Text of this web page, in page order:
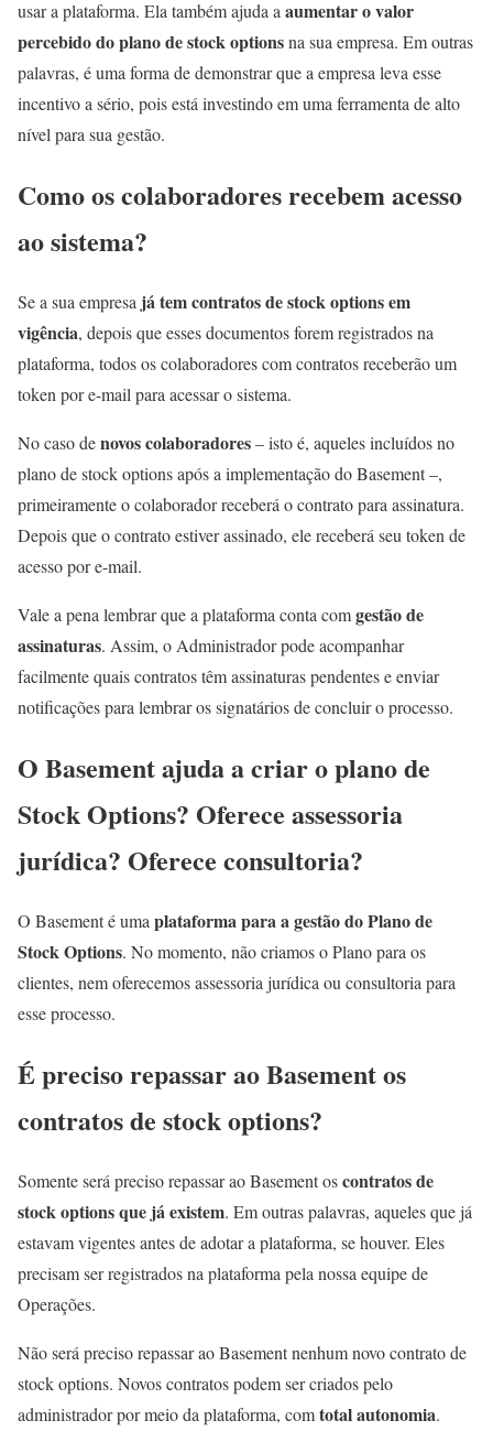
usar a plataforma. Ela também ajuda aaumentar o valor
percebido do plano de stock optionsna sua empresa. Em outras
palavras, é uma forma de demonstrar que a empresa leva esse
incentivo a sério, pois está investindo em uma ferramenta de alto
nível para sua gestão.
Como os colaboradores recebem acesso
ao sistema?
Se a sua empresa já tem contratos de stock options em
vigência, depois que esses documentos forem registrados na
plataforma, todos os colaboradores com contratos receberão um
token por e-mail para acessar o sistema.
No caso denovos colaboradores– isto é, aqueles incluídos no
plano de stock options após a implementação do Basement –,
primeiramente o colaborador receberá o contrato para assinatura.
Depois que o contrato estiver assinado, ele receberá seu token de
acesso por e-mail.
Vale a pena lembrar que a plataforma conta comgestão de
assinaturas. Assim, o Administrador pode acompanhar
facilmente quais contratos têm assinaturas pendentes e enviar
notificações para lembrar os signatários de concluir o processo.
O Basement ajuda a criar o plano de
Stock Options? Oferece assessoria
jurídica? Oferece consultoria?
O Basement é uma plataforma para a gestão do Plano de
Stock Options. No momento, não criamos o Plano para os
clientes, nem oferecemos assessoria jurídica ou consultoria para
esse processo.
É preciso repassar ao Basement os
contratos de stock options?
Somente será preciso repassar ao Basement oscontratos de
stock options que já existem. Em outras palavras, aqueles que já
estavam vigentes antes de adotar a plataforma, se houver. Eles
precisam ser registrados na plataforma pela nossa equipe de
Operações.
Não será preciso repassar ao Basement nenhum novo contrato de
stock options. Novos contratos podem ser criados pelo
administrador por meio da plataforma, comtotal autonomia.